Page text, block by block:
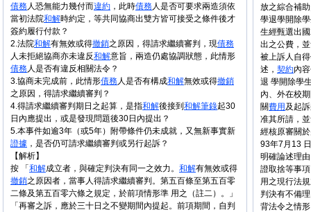
放之綜合補
學退學開除
生經甄選出
出之公費，
被上訴人自
述， 契約內
退 學開除學
內、外在校
關費用 及起
准其所請，
經核原審關
93年7月13
明確論述理
證取捨等事
用之現行法
判決有不備
背法令之情
債務人恐無能力幾付而違約 ，此時債務人是否可要求兩造須依
當初法院和解時約定，等共同協商出雙方皆可接受之條件後才
簽約履行付款？
2.法院和解有無效或得撤銷之原因，得請求繼續審判，現債務
人未拒絕協商亦未違反和解意旨，兩造仍處協調狀態，此情形
債務人是否有違反相關法令？
3.協商未完成前，此情形債務人是否有構成和解無效或得撤銷
之原因，得請求繼續審判？
4.得請求繼續審判期日之起算，是指和解後接到 和解筆錄起30
日內應提出，或是發現問題後30日內提出？
5.本事件如逾3年（或5年）附帶條件仍未成就，又無新事實新
證據 ，是否仍可請求繼續審判或另行起訴？
【解析】
按 「 和解成立者，與確定判決有同一之效力。 和解有無效或得
撤銷之原因者，當事人得請求繼續審判。第五百條至第五百零
二條及第五百零六條之規定，於前項情形準 用之（註二）。」
「再審之訴，應於三十日之不變期間內提起。前項期間，自判